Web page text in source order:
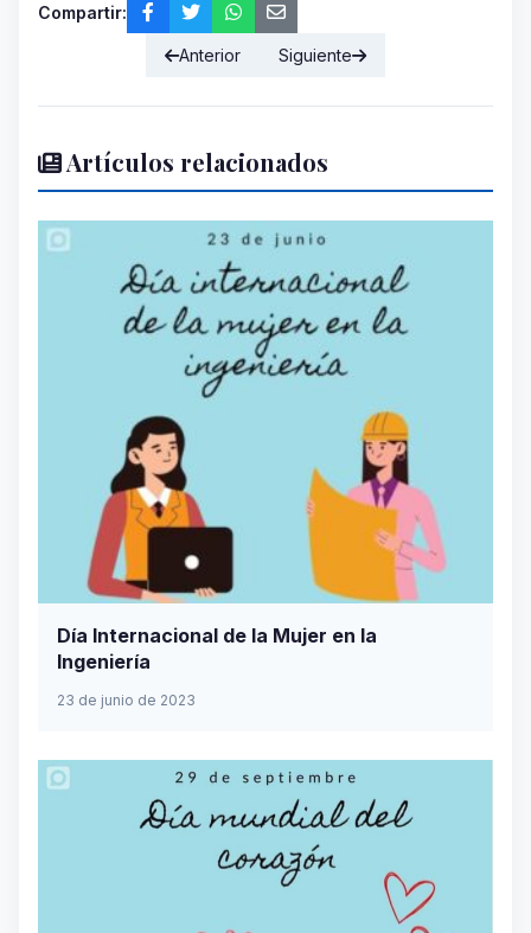
Compartir:
Anterior Siguiente
Artículos relacionados
Día Internacional de la Mujer en la
Ingeniería
23 de junio de 2023